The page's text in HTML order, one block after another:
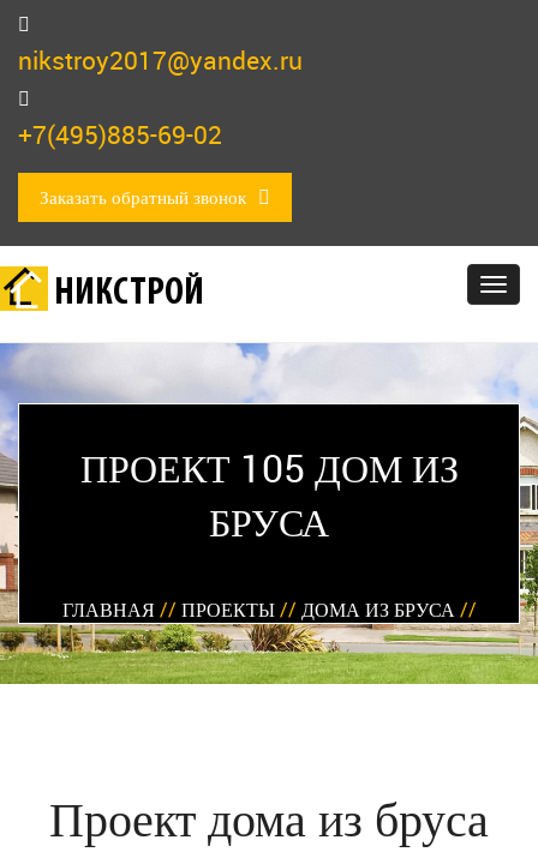
nikstroy2017@yandex.ru
+7(495)885-69-02
Заказать обратный звонок
НИКСТРОЙ
ПРОЕКТ 105 ДОМ ИЗ
БРУСА
ГЛАВНАЯ // ПРОЕКТЫ // ДОМА ИЗ БРУСА //
Проект дома из бруса